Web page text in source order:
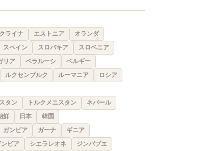
ライナ エストニア
オランダ
スペイン スロバキア
スロベニア
リア ベラルーシ
ベルギー
ルクセンブルク ルーマニア
ロシア
タン トルクメニスタン
ネパール
鮮 日本 韓国
ガンビア ガーナ
ギニア
ビア シエラレオネ
ジンバブエ